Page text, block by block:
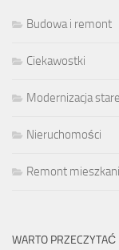
Budowa i remont
Ciekawostki
Modernizacja
Nieruchomości
Remont
WARTO PRZECZYTAĆ